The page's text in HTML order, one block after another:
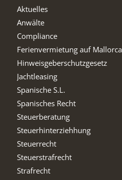
Aktuelles
Anwälte
Compliance
Ferienvermietung auf Mallorca
Hinweisgeberschutzgesetz
Jachtleasing
Spanische S.L.
Spanisches Recht
Steuerberatung
Steuerhinterziehhung
Steuerrecht
Steuerstrafrecht
Strafrecht